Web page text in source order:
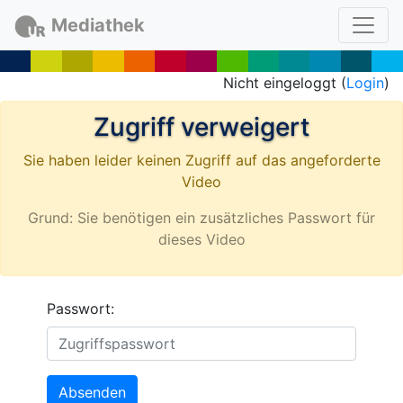
Mediathek
Nicht eingeloggt (Login)
Zugriff verweigert
Sie haben leider keinen Zugriff auf das angeforderte
Video
Grund: Sie benötigen ein zusätzliches Passwort für
dieses Video
Passwort:
Absenden